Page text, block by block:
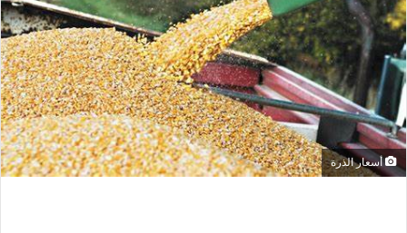
أسعار الذرة